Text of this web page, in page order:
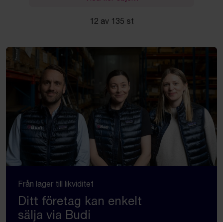
12 av 135 st
Från lager till likviditet
Ditt företag kan enkelt
sälja via Budi